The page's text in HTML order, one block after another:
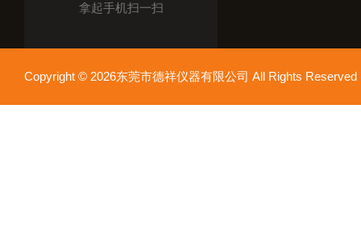
拿起手机扫一扫
Copyright © 2026东莞市德祥仪器有限公司 All Rights